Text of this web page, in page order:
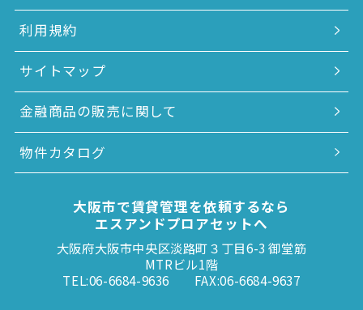
利用規約
サイトマップ
金融商品の販売に関して
物件カタログ
大阪市で賃貸管理を依頼するなら
エスアンドプロアセットへ
大阪府大阪市中央区淡路町３丁目6-3 御堂筋
MTRビル1階
TEL:06-6684-9636
FAX:06-6684-9637